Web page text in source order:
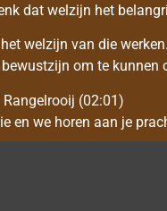
dat welzijn het
welzijn van die
om te kunnen
(02:01)
en we horen aan je